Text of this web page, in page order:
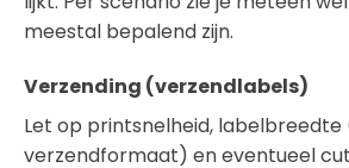
meestal bepalend zijn.
Verzending (verzendlabels)
Let op printsnelheid, labelbreedte
verzendformaat) en eventueel